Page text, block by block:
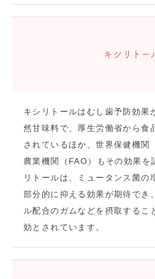
キシリトー
キシリトールはむし歯予防効果
然甘味料で、厚生労働省から食
されているほか、世界保健機関
農業機関（FAO）もその効果を
リトールは、ミュータンス菌の
部分的に抑える効果が期待でき
ル配合のガムなどを摂取するこ
効とされています。